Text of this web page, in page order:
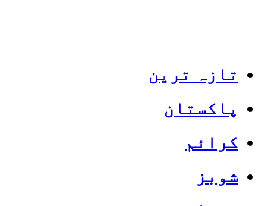
تازہ ترین
پاکستان
کرائم
شوبز
Categories
Top News